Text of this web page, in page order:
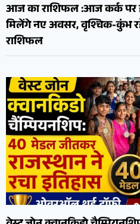
आज का राशिफल :आज कर्क पर
मिलेंगे नए अवसर, वृश्चिक-कुंभ
राशिफल